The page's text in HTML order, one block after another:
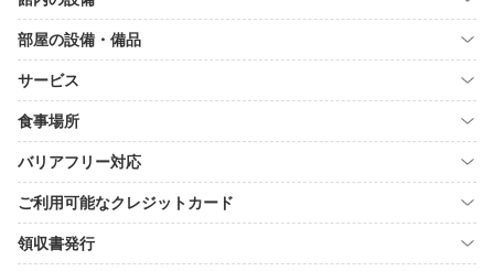
部屋の設備・備品
サービス
食事場所
バリアフリー対応
ご利用可能なクレジットカード
領収書発行